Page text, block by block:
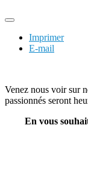
Imprimer
E-mail
Venez nous voir sur
passionnés seront
En vous